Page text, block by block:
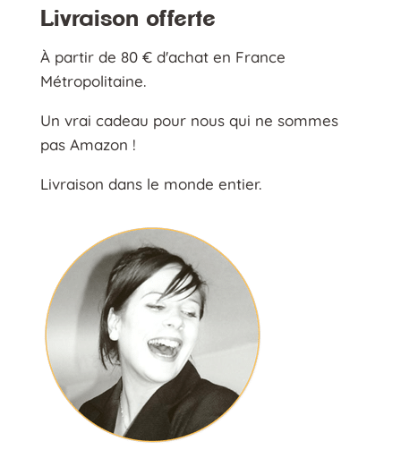
Livraison offerte
À partir de 80 € d'achat en France
Métropolitaine.
Un vrai cadeau pour nous qui ne sommes
pas Amazon !
Livraison dans le monde entier.